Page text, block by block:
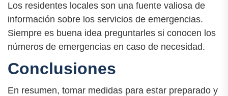
Los residentes locales son una fuente valiosa de
información sobre los servicios de emergencias.
Siempre es buena idea preguntarles si conocen los
números de emergencias en caso de necesidad.
Conclusiones
En resumen, tomar medidas para estar preparado y